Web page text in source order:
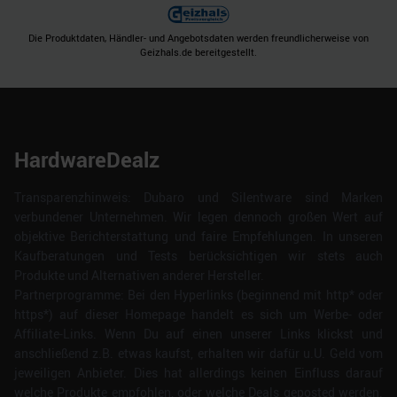
Die Produktdaten, Händler- und Angebotsdaten werden freundlicherweise von
Geizhals.de bereitgestellt.
HardwareDealz